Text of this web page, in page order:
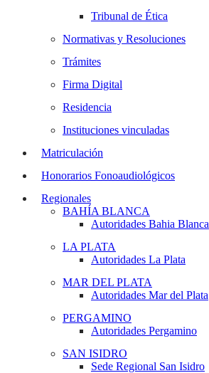
Tribunal de Ética
Normativas y Resoluciones
Trámites
Firma Digital
Residencia
Instituciones vinculadas
Matriculación
Honorarios Fonoaudiológicos
Regionales
BAHÍA BLANCA
Autoridades Bahia Blanca
LA PLATA
Autoridades La Plata
MAR DEL PLATA
Autoridades Mar del Plata
PERGAMINO
Autoridades Pergamino
SAN ISIDRO
Sede Regional San Isidro